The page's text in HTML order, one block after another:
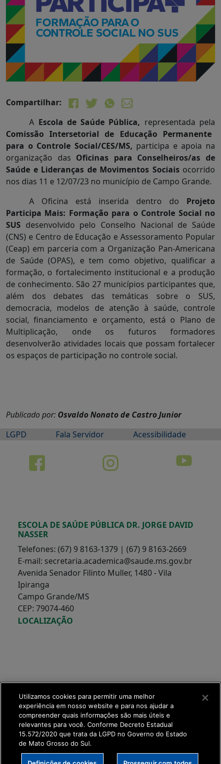
Compartilhar:
A Escola de Saúde Pública, representada pela
Comissão Intersetorial de Educação Permanente
para o Controle Social/CES/MS, participa e apoia na
organização das Oficinas para Conselheiros/as de
Saúde e Lideranças de Movimentos Sociaisocorrido
nos dias 11 e 12/07/23 no município de Campo Grande.
A Oficina está inserida dentro do Projeto
Participa Mais: Formação para o Controle Social no
SUS desenvolvido pelo Conselho Nacional de Saúde
(CNS) e Centro de Educação e Assessoramento Popular
(Ceap) em parceria com a Organização Pan-Americana
de Saúde (OPAS), e tem como objetivo, qualificar a
formação, o fortalecimento institucional e a produção
de conhecimento. São 27 municípios participantes que,
além dos debates das temáticas sobre o SUS,
democracia, modelos de atenção à saúde, controle
social, financiamento e orçamento, está o Plano de
Multiplicação, onde os futuros formadores
desenvolverão atividades locais que possam fortalecer
os espaços de participação no controle social.
Publicado por: Osvaldo Nonato de Castro Junior
LGPD
Fala Servidor Acessibilidade
ESCOLA DE SAÚDE PÚBLICA DR. JORGE DAVID
NASSER
Telefones: (67) 9 8163-1379 | (67) 9 8163-2669
E-mail: secretaria.academica@saude.ms.gov.br
Avenida Senador Filinto Muller, 1480 - Vila
Ipiranga
Campo Grande/MS
CEP: 79074-460
LOCALIZAÇÃO
Utilizamos cookies para permitir uma melhor
experiência em nosso website e para nos ajudar a
compreender quais informações são mais úteis e
relevantes para você. Conforme Decreto Estadual
15.572/2020 que trata da LGPD no Governo do Estado
de Mato Grosso do Sul.